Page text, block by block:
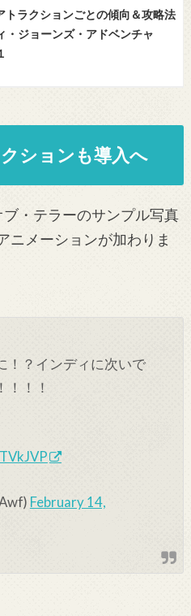
トラクションごとの傾向＆攻略法
・ジョーンズ・アドベンチャ
ションも導入へ
・テラーのサンプル写真
ニメーションが加わりま
！？インディに次いで
！！！
February 14,